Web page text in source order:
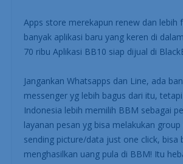
Apps store merekapun renew dan lebih
banyak aplikasi baru yang keren di
70 ribu Aplikasi BB10 siap dijual di
Jangankan Whatsapps dan Line, ada
messenger yg lebih bagus dari itu,
Indonesia lebih memilih BBM sebagai
layanan pesan yg bisa melakukan
sending picture/data just one click, bisa
menghasilkan uang pula di BBM! Itu